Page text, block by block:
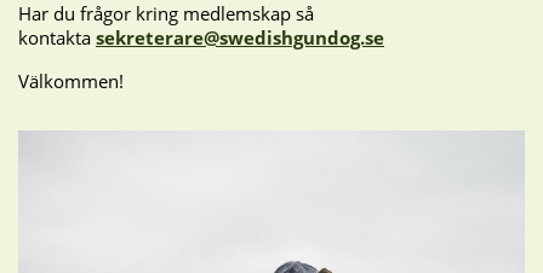
Har du frågor kring medlemskap så
kontakta sekreterare@swedishgundog.se
Välkommen!